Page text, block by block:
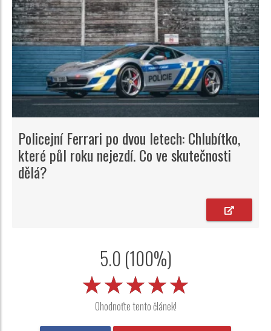
Policejní Ferrari po dvou letech: Chlubítko,
které půl roku nejezdí. Co ve skutečnosti
dělá?
5.0 (100%)
★★★★★
★★★★★
★★★★★
Ohodnoťte tento článek!